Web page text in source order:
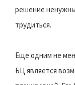
решение
трудиться.
Еще одним не
БЦ является